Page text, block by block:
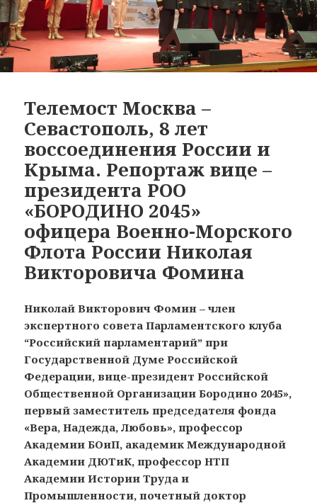
Телемост Москва –
Севастополь, 8 лет
воссоединения России и
Крыма. Репортаж вице –
президента РОО
«БОРОДИНО 2045»
офицера Военно-Морского
Флота России Николая
Викторовича Фомина
Николай Викторович Фомин – член
экспертного совета Парламентского клуба
“Российский парламентарий” при
Государственной Думе Российской
Федерации, вице-президент Российской
Общественной Организации Бородино 2045»,
первый заместитель председателя фонда
«Вера, Надежда, Любовь», профессор
Академии БОиП, академик Международной
Академии ДЮТиК, профессор НТП
Академии Истории Труда и
Промышленности, почетный доктор